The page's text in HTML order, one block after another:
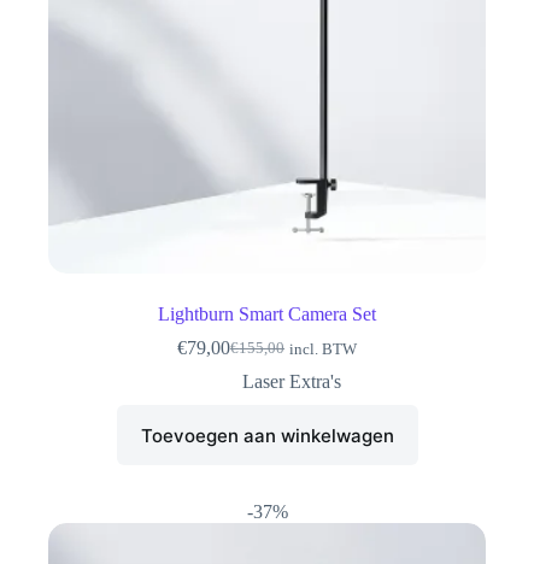
Lightburn Smart Camera Set
€155,00
Oorspronkelijke
prijs
€79,00Huidige
prijs
incl. BTW
Laser Extra's
Toevoegen aan winkelwagen
-37%